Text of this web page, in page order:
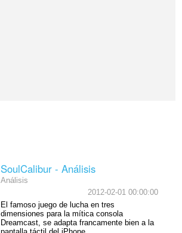
SoulCalibur - Análisis
Análisis
2012-02-01 00:00:00
El famoso juego de lucha en tres
dimensiones para la mítica consola
Dreamcast, se adapta francamente bien a la